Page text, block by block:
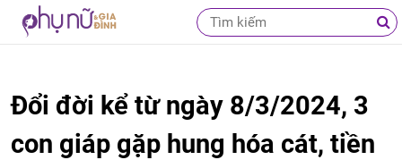
Đổi đời kể từ ngày 8/3/2024, 3
con giáp gặp hung hóa cát, tiền